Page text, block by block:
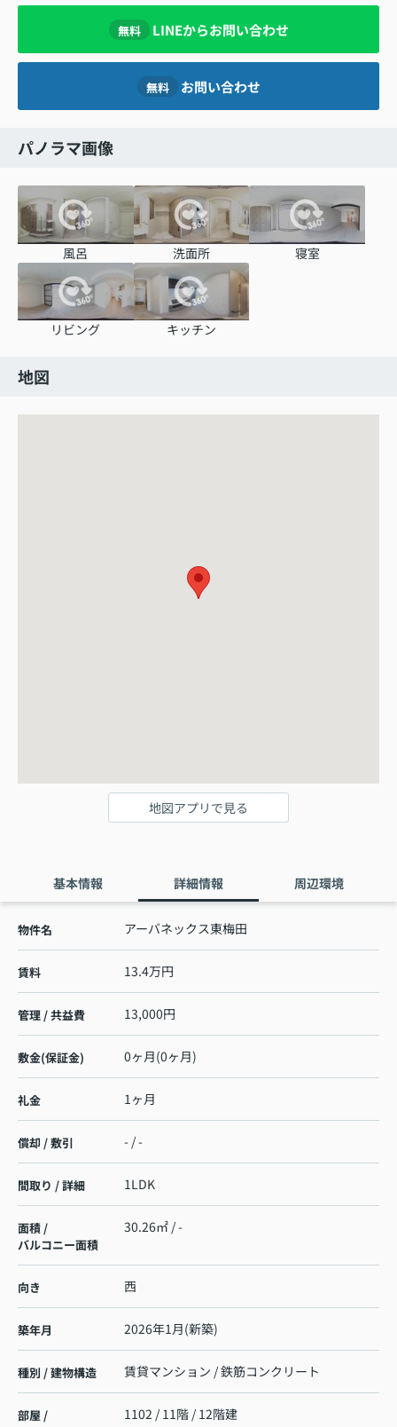
無料 LINEからお問い合わせ
無料 お問い合わせ
パノラマ画像
風呂 洗面所 寝室
リビング キッチン
地図
地図アプリで見る
基本情報 詳細情報 周辺環境
物件名 アーバネックス東梅田
賃料 13.4万円
管理 / 共益費 13,000円
敷金(保証金) 0ヶ月(0ヶ月)
礼金 1ヶ月
償却 / 敷引 - / -
間取り / 詳細 1LDK
面積 /
バルコニー面積
30.26㎡ / -
向き 西
築年月 2026年1月(新築)
種別 / 建物構造 賃貸マンション / 鉄筋コンクリート
部屋 /
1102 / 11階 / 12階建